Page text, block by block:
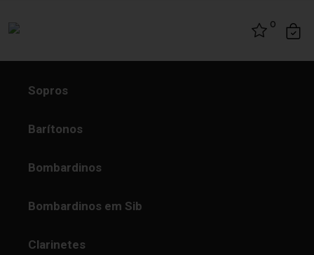
0
Sopros
Barítonos
Bombardinos
Bombardinos em Sib
Clarinetes